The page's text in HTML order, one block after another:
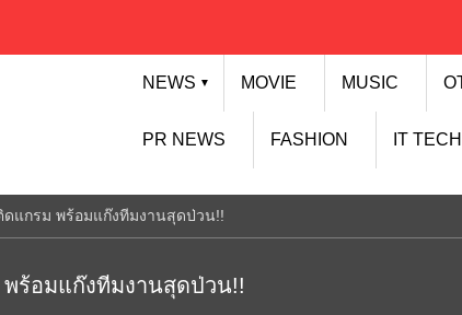
NEWS ▼ MOVIE MUSIC
PR NEWS FASHION IT
ดแกรม พร้อมแก๊งทีมงานสุดป่วน!!
ร้อมแก๊งทีมงานสุดป่วน!!